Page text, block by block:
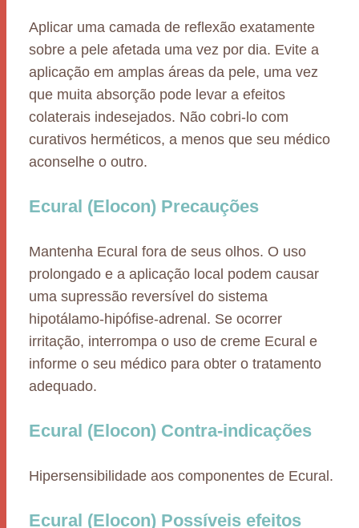
Aplicar uma camada de reflexão exatamente
sobre a pele afetada uma vez por dia. Evite a
aplicação em amplas áreas da pele, uma vez
que muita absorção pode levar a efeitos
colaterais indesejados. Não cobri-lo com
curativos herméticos, a menos que seu médico
aconselhe o outro.
Ecural (Elocon) Precauções
Mantenha Ecural fora de seus olhos. O uso
prolongado e a aplicação local podem causar
uma supressão reversível do sistema
hipotálamo-hipófise-adrenal. Se ocorrer
irritação, interrompa o uso de creme Ecural e
informe o seu médico para obter o tratamento
adequado.
Ecural (Elocon) Contra-indicações
Hipersensibilidade aos componentes de Ecural.
Ecural (Elocon) Possíveis efeitos